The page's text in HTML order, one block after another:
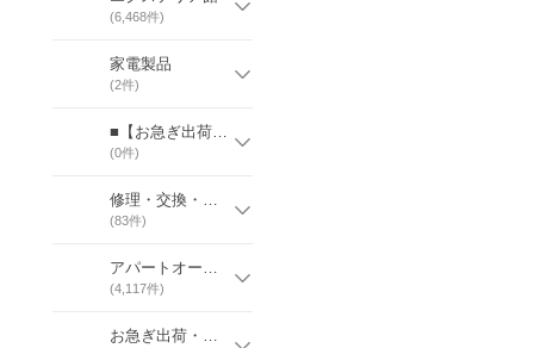
(6,468件)
家電製品
(2件)
■【お急ぎ出荷可能商品】
(0件)
修理・交換・増設用部品
(83件)
アパートオーナー様向け
(4,117件)
お急ぎ出荷・在庫